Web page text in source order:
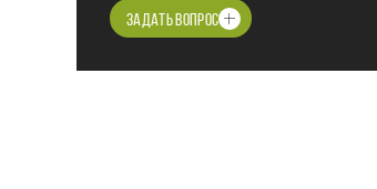
ЗАДАТЬ ВОПРОС